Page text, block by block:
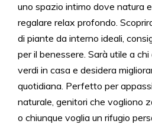
uno spazio intimo dove natura
regalare relax profondo.
di piante da interno ideali,
per il benessere. Sarà utile a chi
verdi in casa e desidera
quotidiana. Perfetto per
naturale, genitori che vogliono
o chiunque voglia un rifugio